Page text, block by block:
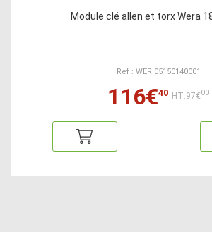
Module clé allen et torx Wera
Ref : WER 05150140001
116€40 HT:97€00